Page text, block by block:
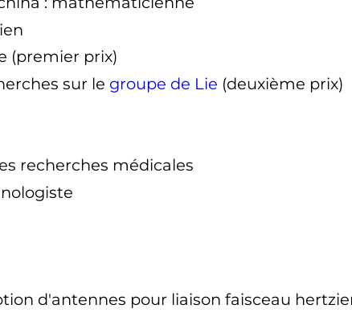
(premier prix)
sur le groupe de Lie (deuxième prix)
recherches médicales
d'antennes pour liaison faisceau